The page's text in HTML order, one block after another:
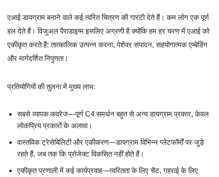
एआई डायग्राम बनाने वाले कई त्वरित चित्रण की गारंटी देते हैं। कम लोग एक पूर्ण
हल देते हैं। विजुअल पैराडाइग्म इसलिए अग्रणी है क्योंकि हम हर चरण में एआई को
एकीकृत करते हैं: तात्कालिक उत्पन्न करना, पेशेवर संपादन, सहयोगात्मक एम्बेडिंग
और मार्गदर्शित निपुणता।
प्रतियोगियों की तुलना में मुख्य लाभ:
सबसे व्यापक कवरेज—पूर्ण C4 समर्थन बहुत से अन्य डायग्राम प्रकार, केवल
लोकप्रिय प्रकारों के अलावा।
वास्तविक ट्रेसेबिलिटी और एकीकरण—डायग्राम विभिन्न प्लेटफॉर्मों पर जुड़े
रहते हैं, जब तक कि प्रोजेक्ट विकसित नहीं होते हैं।
एकीकृत प्रणाली में कई कार्यप्रवाह—त्वरितता के लिए चैट, गहराई के लिए